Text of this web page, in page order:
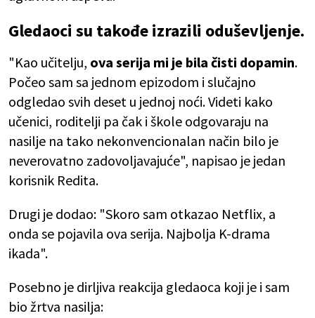
Gledaoci su takođe izrazili oduševljenje.
"Kao učitelju, ova serija mi je bila čisti dopamin.
Počeo sam sa jednom epizodom i slučajno
odgledao svih deset u jednoj noći. Videti kako
učenici, roditelji pa čak i škole odgovaraju na
nasilje na tako nekonvencionalan način bilo je
neverovatno zadovoljavajuće", napisao je jedan
korisnik Redita.
Drugi je dodao: "Skoro sam otkazao Netflix, a
onda se pojavila ova serija. Najbolja K-drama
ikada".
Posebno je dirljiva reakcija gledaoca koji je i sam
bio žrtva nasilja: